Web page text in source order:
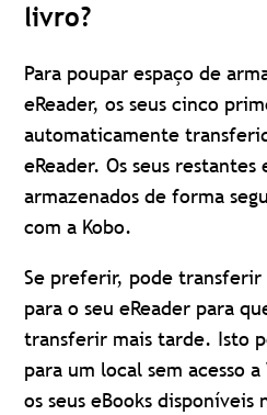
livro?
Para poupar espaço de
eReader, os seus cinco
automaticamente
eReader. Os seus restantes
armazenados de forma
com a Kobo.
Se preferir, pode transferir
para o seu eReader para
transferir mais tarde. Isto
para um local sem acesso
os seus eBooks disponíveis